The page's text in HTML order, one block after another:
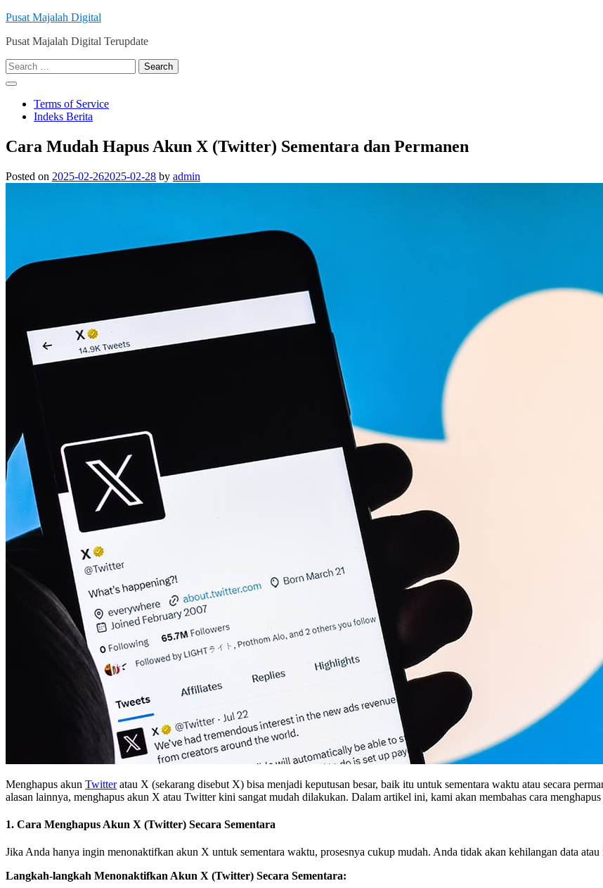
Skip
content
Pusat Majalah Digital
Pusat Majalah Digital Terupdate
Search
for:
Terms of Service
Indeks Berita
Cara Mudah Hapus Akun X (Twitter) Sementara dan Permanen
Posted on 2025-02-262025-02-28 by admin
Menghapus akun Twitteratau X (sekarang disebut X) bisa menjadi keputusan besar, baik itu untuk sementara waktu atau secara
alasan lainnya, menghapus akun X atau Twitter kini sangat mudah dilakukan. Dalam artikel ini, kami akan membahas cara
1. Cara Menghapus Akun X (Twitter) Secara Sementara
Jika Anda hanya ingin menonaktifkan akun X untuk sementara waktu, prosesnya cukup mudah. Anda tidak akan kehilangan data
Langkah-langkah Menonaktifkan Akun X (Twitter) Secara Sementara: